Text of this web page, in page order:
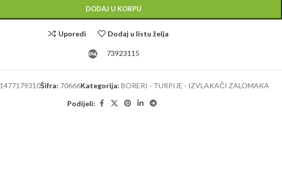
DODAJ U KORPU
Uporedi Dodaj u listu želja
73923115
Šifra: 70666Kategorija: BORERI - TURPIJE - IZVLAKAČI ZALOMAKA
Podijeli: